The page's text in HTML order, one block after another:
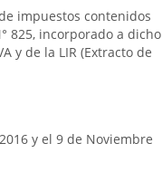
impuestos contenidos
825, incorporado a dicho
y de la LIR (Extracto de
y el 9 de Noviembre